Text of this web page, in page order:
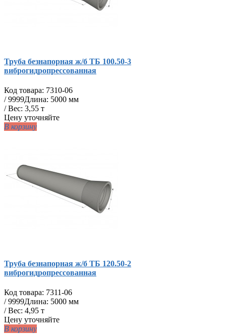
Труба безнапорная ж/б ТБ 100.50-3
виброгидропрессованная
Код товара: 7310-06
/9999Длина: 5000 мм
/ Вес: 3,55 т
Цену уточняйте
В корзину
Труба безнапорная ж/б ТБ 120.50-2
виброгидропрессованная
Код товара: 7311-06
/9999Длина: 5000 мм
/ Вес: 4,95 т
Цену уточняйте
В корзину